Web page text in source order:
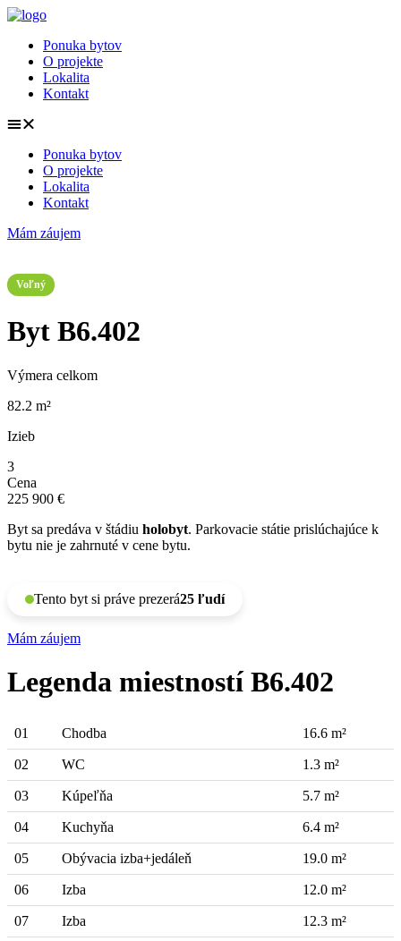
Preskočiť
obsah
Ponuka bytov
O projekte
Lokalita
Kontakt
Ponuka bytov
O projekte
Lokalita
Kontakt
Mám záujem
Voľný
Byt B6.402
Výmera celkom
82.2 m²
Izieb
3
Cena
225 900 €
Byt sa predáva v štádiu holobyt. Parkovacie státie prislúchajúce k
bytu nie je zahrnuté v cene bytu.
Tento byt si práve prezerá25 ľudí
Mám záujem
Legenda miestností B6.402
01 Chodba 16.6 m²
02 WC 1.3 m²
03 Kúpeľňa 5.7 m²
04 Kuchyňa 6.4 m²
05 Obývacia izba+jedáleň 19.0 m²
06 Izba 12.0 m²
07 Izba 12.3 m²